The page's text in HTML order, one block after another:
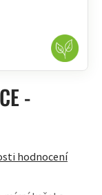
-
hodnocení